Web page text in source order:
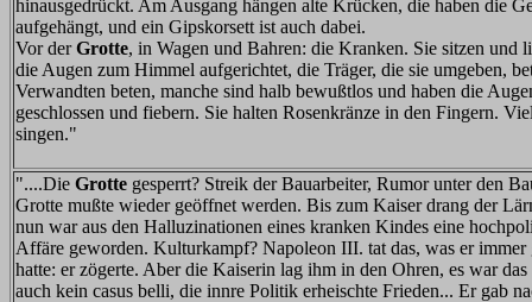
hinausgedrückt. Am Ausgang hängen alte Krücken, die haben die
aufgehängt, und ein Gipskorsett ist auch dabei.
Vor derGrotte, in Wagen und Bahren: die Kranken. Sie sitzen und
die Augen zum Himmel aufgerichtet, die Träger, die sie umgeben,
Verwandten beten, manche sind halb bewußtlos und haben die
geschlossen und fiebern. Sie halten Rosenkränze in den Fingern.
singen."
"....Die Grotte gesperrt? Streik der Bauarbeiter, Rumor unter den
Grotte mußte wieder geöffnet werden. Bis zum Kaiser drang der
nun war aus den Halluzinationen eines kranken Kindes eine
Affäre geworden. Kulturkampf? Napoleon III. tat das, was er immer
hatte: er zögerte. Aber die Kaiserin lag ihm in den Ohren, es war
auch kein casus belli, die innre Politik erheischte Frieden... Er gab